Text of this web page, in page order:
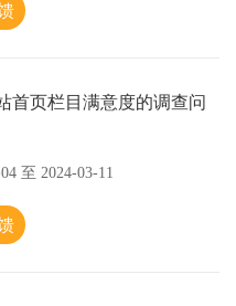
首页栏目满意度的调查问
至 2024-03-11